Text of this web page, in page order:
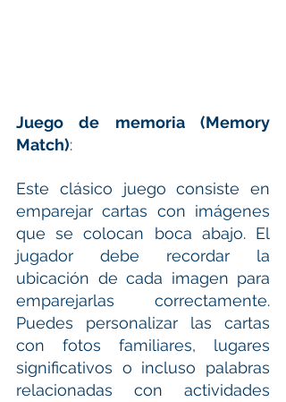
Juego de memoria (Memory
Match):
Este clásico juego consiste en
emparejar cartas con imágenes
que se colocan boca abajo. El
jugador debe recordar la
ubicación de cada imagen para
emparejarlas correctamente.
Puedes personalizar las cartas
con fotos familiares, lugares
significativos o incluso palabras
relacionadas con actividades